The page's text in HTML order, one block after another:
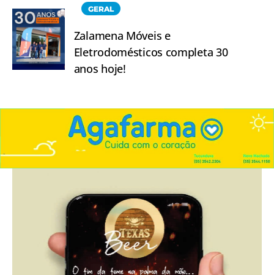
GERAL
Zalamena Móveis e
Eletrodomésticos completa 30
anos hoje!